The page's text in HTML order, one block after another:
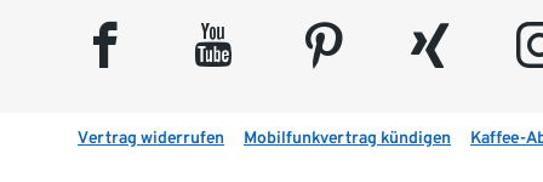
facebook youtube pinterest xing
Vertrag widerrufen Mobilfunkvertrag kündigen Kaffee-